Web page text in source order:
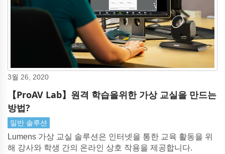
3월 26, 2020
【ProAV Lab】원격 학습을위한 가상 교실을 만드는
방법?
일반 솔루션
Lumens 가상 교실 솔루션은 인터넷을 통한 교육 활동을 위
해 강사와 학생 간의 온라인 상호 작용을 제공합니다.